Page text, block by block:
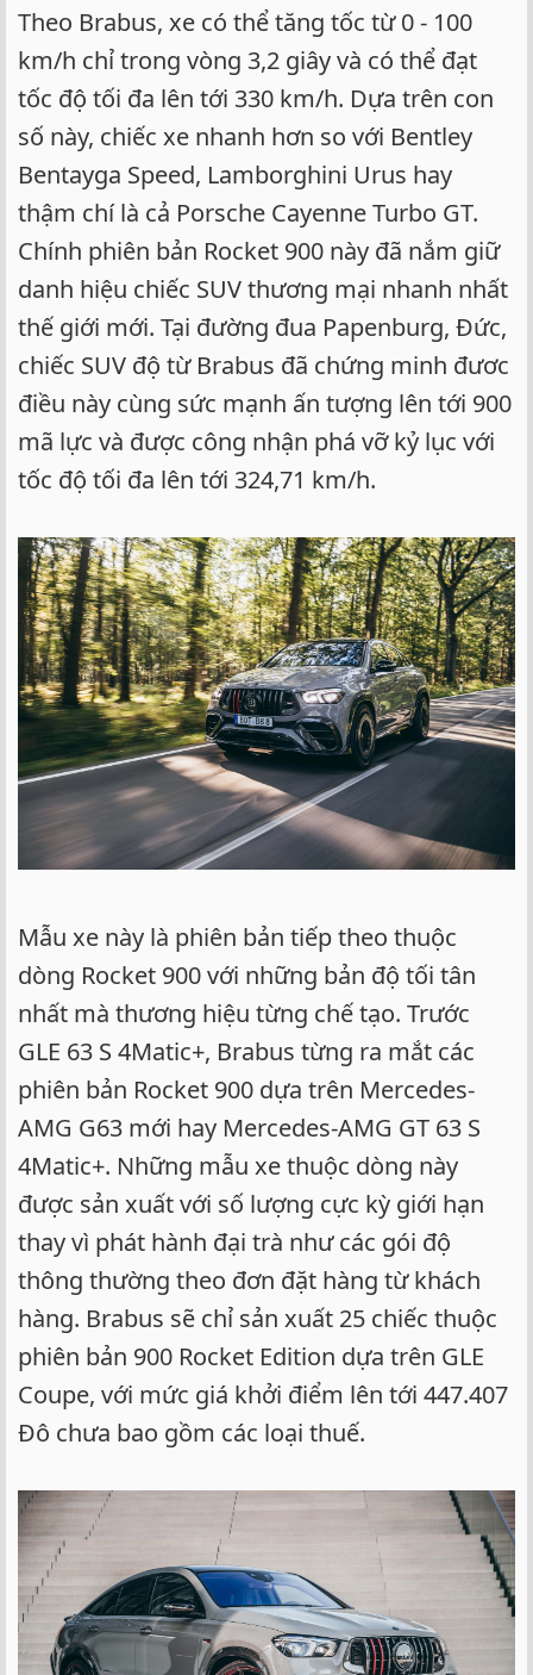
Theo Brabus, xe có thể tăng tốc từ 0 - 100
km/h chỉ trong vòng 3,2 giây và có thể đạt
tốc độ tối đa lên tới 330 km/h. Dựa trên con
số này, chiếc xe nhanh hơn so với Bentley
Bentayga Speed, Lamborghini Urus hay
thậm chí là cả Porsche Cayenne Turbo GT.
Chính phiên bản Rocket 900 này đã nắm giữ
danh hiệu chiếc SUV thương mại nhanh nhất
thế giới mới. Tại đường đua Papenburg, Đức,
chiếc SUV độ từ Brabus đã chứng minh đươc
điều này cùng sức mạnh ấn tượng lên tới 900
mã lực và được công nhận phá vỡ kỷ lục với
tốc độ tối đa lên tới 324,71 km/h.
Mẫu xe này là phiên bản tiếp theo thuộc
dòng Rocket 900 với những bản độ tối tân
nhất mà thương hiệu từng chế tạo. Trước
GLE 63 S 4Matic+, Brabus từng ra mắt các
phiên bản Rocket 900 dựa trên Mercedes-
AMG G63 mới hay Mercedes-AMG GT 63 S
4Matic+. Những mẫu xe thuộc dòng này
được sản xuất với số lượng cực kỳ giới hạn
thay vì phát hành đại trà như các gói độ
thông thường theo đơn đặt hàng từ khách
hàng. Brabus sẽ chỉ sản xuất 25 chiếc thuộc
phiên bản 900 Rocket Edition dựa trên GLE
Coupe, với mức giá khởi điểm lên tới 447.407
Đô chưa bao gồm các loại thuế.